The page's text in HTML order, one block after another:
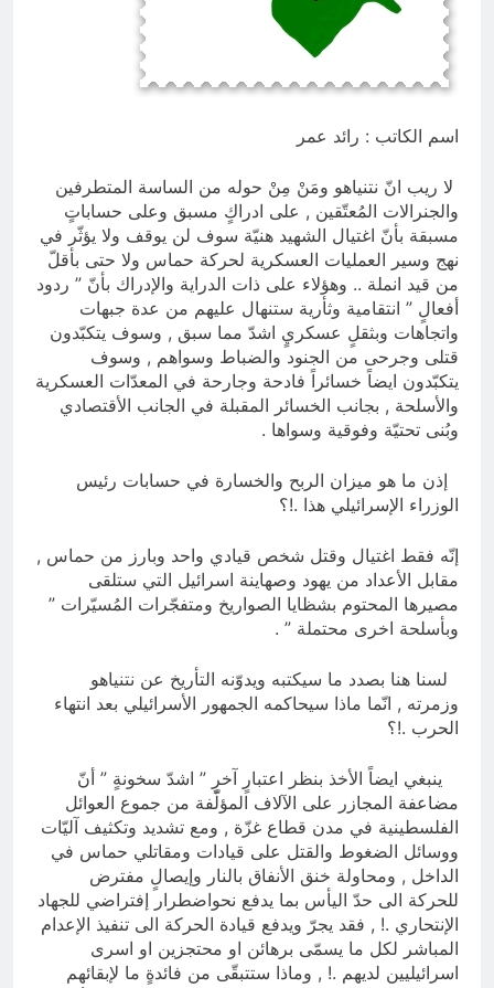
وعمليات النهب
10 ساعات Ago
الشهادة عند الأشوريين ودور الشهيد في
صناعة التاريخ
اسم الكاتب : رائد عمر
لا ريب انّ نتنياهو ومَنْ مِنْ حوله من الساسة المتطرفين
والجنرالات المُعتّقين , على ادراكٍ مسبق وعلى حساباتٍ
مسبقة بأنّ اغتيال الشهيد هنيّة سوف لن يوقف ولا يؤثّر في
نهج وسير العمليات العسكرية لحركة حماس ولا حتى بأقلّ
من قيد انملة .. وهؤلاء على ذات الدراية والإدراك بأنّ ” ردود
أفعالٍ ” انتقامية وثأرية ستنهال عليهم من عدة جبهات
واتجاهات وبثقلٍ عسكريٍ اشدّ مما سبق , وسوف يتكبّدون
قتلى وجرحى من الجنود والضباط وسواهم , وسوف
يتكبّدون ايضاً خسائراً فادحة وجارحة في المعدّات العسكرية
والأسلحة , بجانب الخسائر المقبلة في الجانب الأقتصادي
وبُنى تحتيّة وفوقية وسواها .
إذن ما هو ميزان الربح والخسارة في حسابات رئيس
الوزراء الإسرائيلي هذا .!؟
إنّه فقط اغتيال وقتل شخص قيادي واحد وبارز من حماس ,
مقابل الأعداد من يهود وصهاينة اسرائيل التي ستلقى
مصيرها المحتوم بشظايا الصواريخ ومتفجّرات المُسيّرات ”
وبأسلحة اخرى محتملة ” .
لسنا هنا بصدد ما سيكتبه ويدوّنه التأريخ عن نتنياهو
وزمرته , انّما ماذا سيحاكمه الجمهور الأسرائيلي بعد انتهاء
الحرب .!؟
ينبغي ايضاً الأخذ بنظر اعتبارٍ آخرٍ ” اشدّ سخونةٍ ” أنّ
مضاعفة المجازر على الآلاف المؤلّفة من جموع العوائل
الفلسطينية في مدن قطاع غزّة , ومع تشديد وتكثيف آليّات
ووسائل الضغوط والقتل على قيادات ومقاتلي حماس في
الداخل , ومحاولة خنق الأنفاق بالنار وإيصالٍ مفترض
للحركة الى حدّ اليأس بما يدفع نحواضطرار إفتراضي للجهاد
الإنتحاري .! , فقد يجرّ ويدفع قيادة الحركة الى تنفيذ الإعدام
المباشر لكل ما يسمّى برهائن او محتجزين او اسرى
اسرائيليين لديهم .! , وماذا ستتبقّى من فائدةٍ ما لإبقائهم